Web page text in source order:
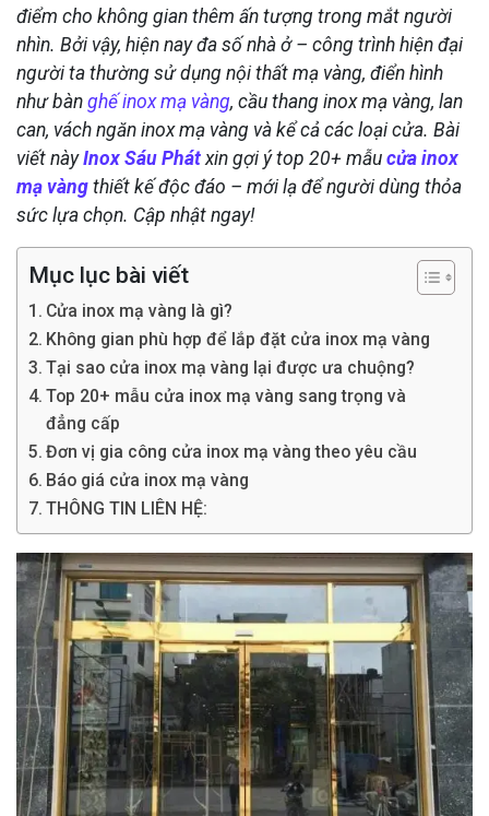
điểm cho không gian thêm ấn tượng trong mắt người
nhìn. Bởi vậy, hiện nay đa số nhà ở – công trình hiện đại
người ta thường sử dụng nội thất mạ vàng, điển hình
như bàn ghế inox mạ vàng, cầu thang inox mạ vàng, lan
can, vách ngăn inox mạ vàng và kể cả các loại cửa. Bài
viết nàyInox Sáu Phát xin gợi ý top 20+ mẫu cửa inox
mạ vàng thiết kế độc đáo – mới lạ để người dùng thỏa
sức lựa chọn. Cập nhật ngay!
Mục lục bài viết
Cửa inox mạ vàng là gì?
Không gian phù hợp để lắp đặt cửa inox mạ vàng
Tại sao cửa inox mạ vàng lại được ưa chuộng?
Top 20+ mẫu cửa inox mạ vàng sang trọng và
đẳng cấp
Đơn vị gia công cửa inox mạ vàng theo yêu cầu
Báo giá cửa inox mạ vàng
THÔNG TIN LIÊN HỆ: